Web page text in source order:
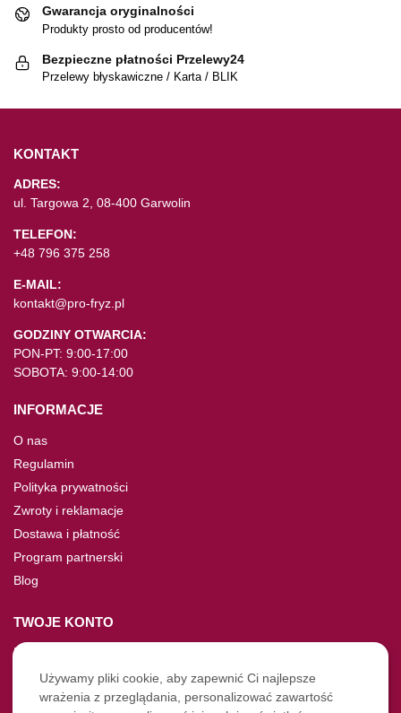
Gwarancja oryginalności
Produkty prosto od producentów!
Bezpieczne płatności Przelewy24
Przelewy błyskawiczne / Karta / BLIK
KONTAKT
ADRES:
ul. Targowa 2, 08-400 Garwolin
TELEFON:
+48 796 375 258
E-MAIL:
kontakt@pro-fryz.pl
GODZINY OTWARCIA:
PON-PT: 9:00-17:00
SOBOTA: 9:00-14:00
INFORMACJE
O nas
Regulamin
Polityka prywatności
Zwroty i reklamacje
Dostawa i płatność
Program partnerski
Blog
TWOJE KONTO
Moje konto
Nie pamiętasz hasła?
Twoje zamówienia
Używamy pliki cookie, aby zapewnić Ci najlepsze
wrażenia z przeglądania, personalizować zawartość